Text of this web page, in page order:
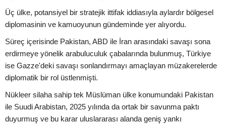
Üç ülke, potansiyel bir stratejik ittifak iddiasıyla aylardır bölgesel
diplomasinin ve kamuoyunun gündeminde yer alıyordu.
Süreç içerisinde Pakistan, ABD ile İran arasındaki savaşı sona
erdirmeye yönelik arabuluculuk çabalarında bulunmuş, Türkiye
ise Gazze'deki savaşı sonlandırmayı amaçlayan müzakerelerde
diplomatik bir rol üstlenmişti.
Nükleer silaha sahip tek Müslüman ülke konumundaki Pakistan
ile Suudi Arabistan, 2025 yılında da ortak bir savunma paktı
duyurmuş ve bu karar uluslararası alanda geniş yankı